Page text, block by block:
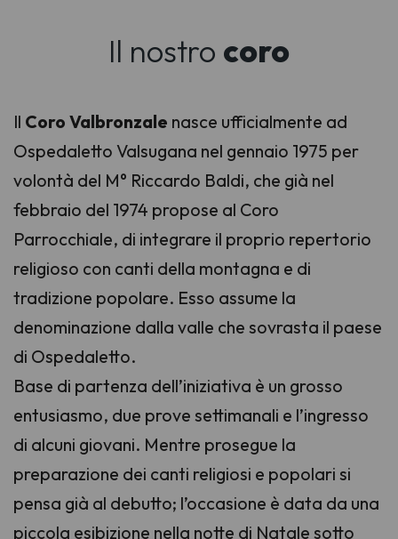
Il nostro coro
Il Coro Valbronzale nasce ufficialmente ad
Ospedaletto Valsugana nel gennaio 1975 per
volontà del M° Riccardo Baldi, che già nel
febbraio del 1974 propose al Coro
Parrocchiale, di integrare il proprio repertorio
religioso con canti della montagna e di
tradizione popolare. Esso assume la
denominazione dalla valle che sovrasta il paese
di Ospedaletto.
Base di partenza dell’iniziativa è un grosso
entusiasmo, due prove settimanali e l’ingresso
di alcuni giovani. Mentre prosegue la
preparazione dei canti religiosi e popolari si
pensa già al debutto; l’occasione è data da una
piccola esibizione nella notte di Natale sotto